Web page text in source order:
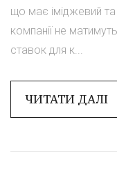
що має іміджевий
компанії не
ставок для к...
ЧИТАТИ ДАЛІ